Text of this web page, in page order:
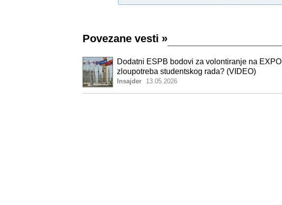
Povezane vesti »
Dodatni ESPB bodovi za volontiranje na
zloupotreba studentskog rada? (VIDEO)
Insajder 13.05.2026